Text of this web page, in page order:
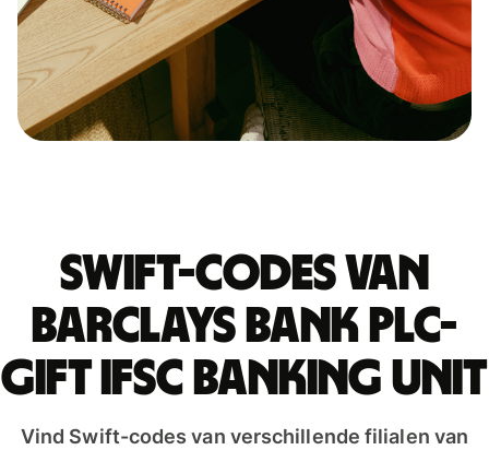
Swift-codes van
BARCLAYS BANK PLC-
GIFT IFSC BANKING UNIT
Vind Swift-codes van verschillende filialen van